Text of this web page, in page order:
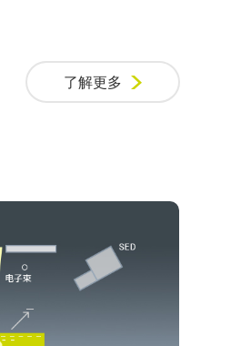
了解更多